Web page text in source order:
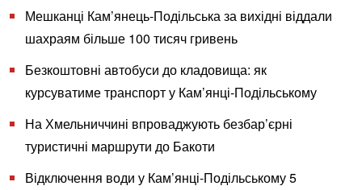
Мешканці Кам’янець-Подільська за вихідні віддали
шахраям більше 100 тисяч гривень
Безкоштовні автобуси до кладовища: як
курсуватиме транспорт у Кам’янці-Подільському
На Хмельниччині впроваджують безбар’єрні
туристичні маршрути до Бакоти
Відключення води у Кам’янці-Подільському 5